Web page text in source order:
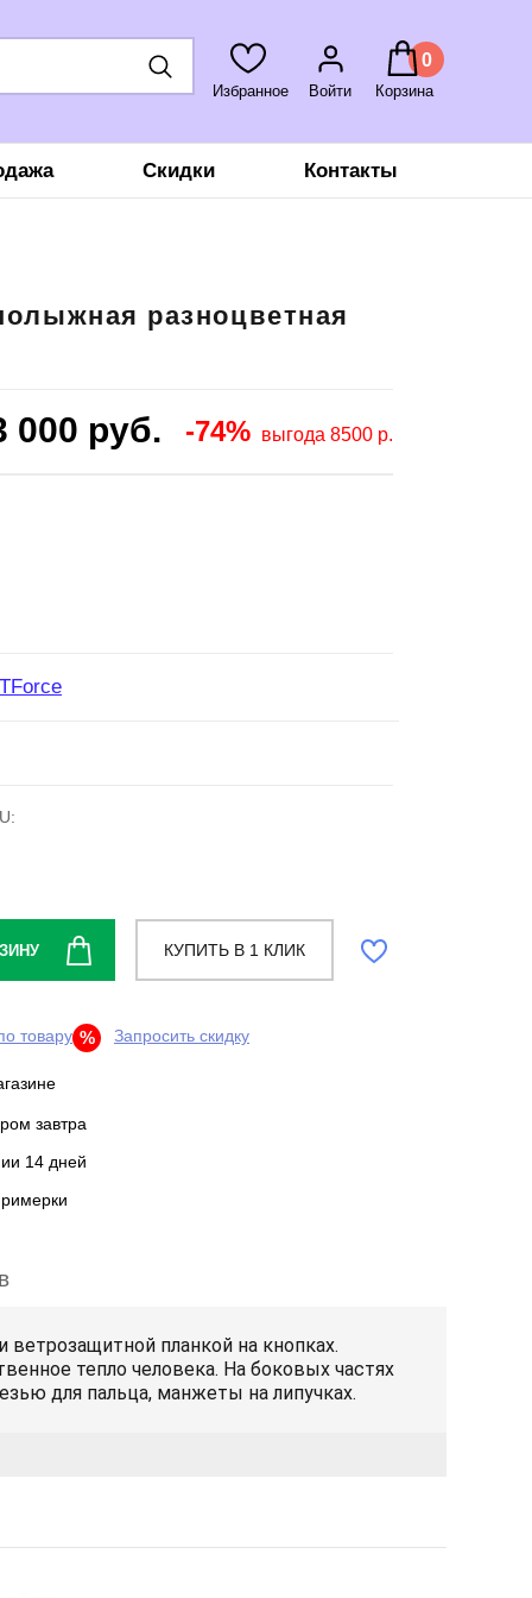
Избранное Войти
0
Корзина
Скидки Контакты
разноцветная
000 руб. -74% выгода 8500 р.
КУПИТЬ В 1 КЛИК
товару % Запросить скидку
завтра
14 дней
планкой на кнопках.
тепло человека. На боковых частях
для пальца, манжеты на липучках.